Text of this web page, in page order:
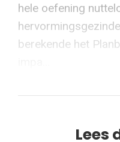
hele oefening
berekende het
Lees